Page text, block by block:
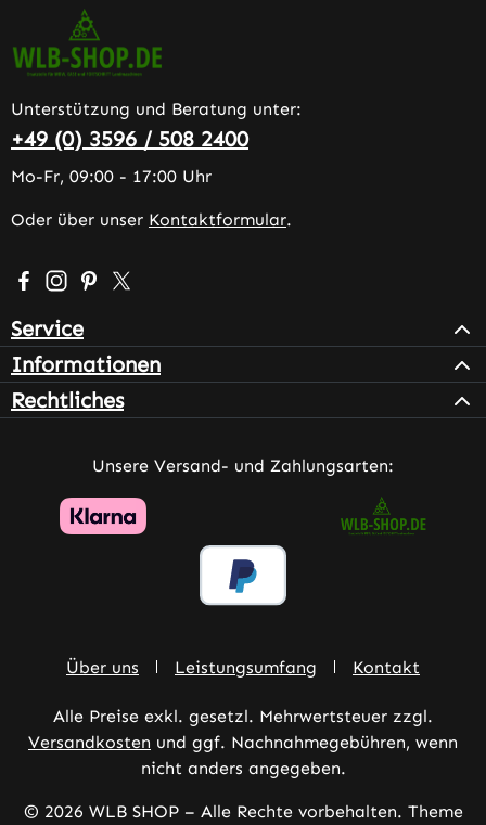
Unterstützung und Beratung unter:
+49 (0) 3596 / 508 2400
Mo-Fr, 09:00 - 17:00 Uhr
Oder über unser Kontaktformular.
Besuche uns auf Facebook – öffnet in neuem Tab
Schau auf Instagram vorbei – öffnet in neuem Tab
Lass dich auf Pinterest inspirieren – öffnet in
Folge uns auf X – öffnet in neuem Tab
Service
Informationen
Rechtliches
Unsere Versand- und Zahlungsarten:
Über uns Leistungsumfang Kontakt
Alle Preise exkl. gesetzl. Mehrwertsteuer zzgl.
Versandkosten und ggf. Nachnahmegebühren, wenn
nicht anders angegeben.
© 2026 WLB SHOP – Alle Rechte vorbehalten. Theme